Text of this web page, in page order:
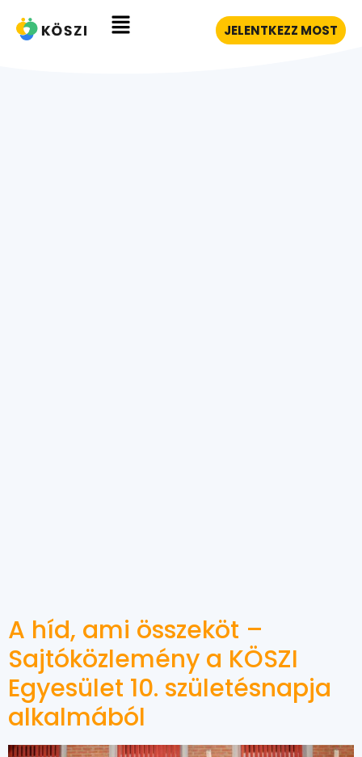
JELENTKEZZ MOST
A híd, ami összeköt –
Sajtóközlemény a KÖSZI
Egyesület 10. születésnapja
alkalmából